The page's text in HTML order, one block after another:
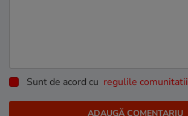
Sunt de acord cu regulile comunitatii